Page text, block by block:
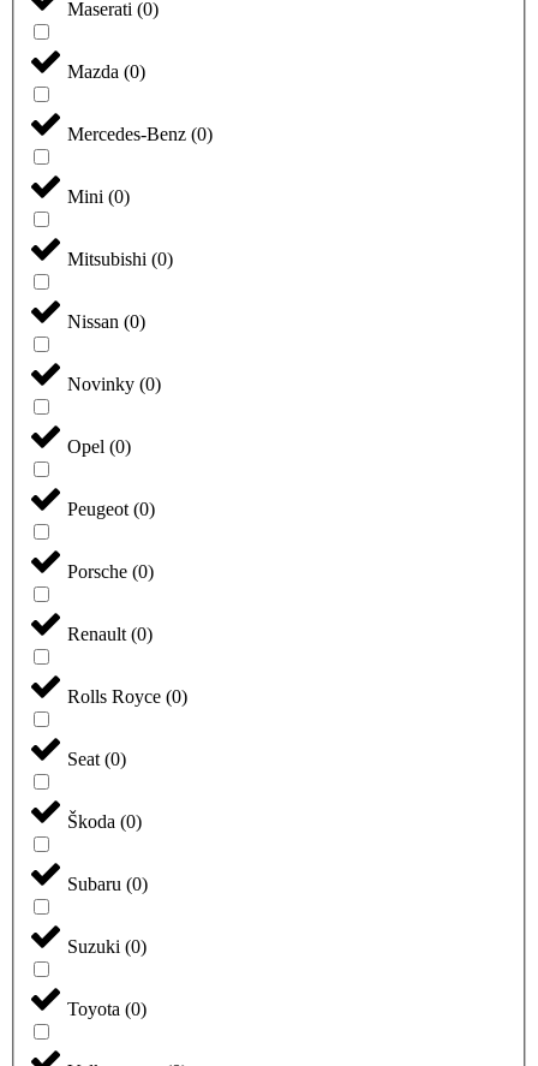
Maserati (0)
Mazda (0)
Mercedes-Benz (0)
Mini (0)
Mitsubishi (0)
Nissan (0)
Novinky (0)
Opel (0)
Peugeot (0)
Porsche (0)
Renault (0)
Rolls Royce (0)
Seat (0)
Škoda (0)
Subaru (0)
Suzuki (0)
Toyota (0)